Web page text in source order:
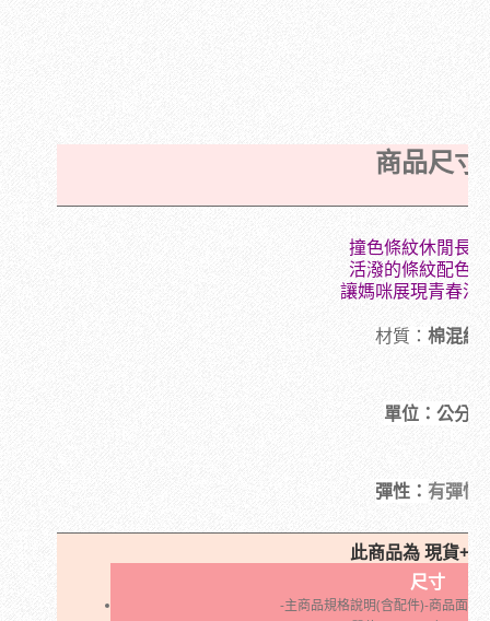
商品尺寸
撞色條紋休閒長
活潑的條紋配色
讓媽咪展現青春活
材質： 棉混紡
單位：公分
彈性： 有彈性
此商品為 現貨+
尺寸
-主商品規格說明(含配件)-商品面料: